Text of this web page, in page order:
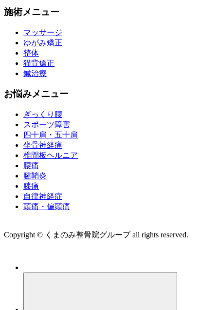
施術メニュー
マッサージ
ゆがみ矯正
整体
猫背矯正
鍼治療
お悩みメニュー
ぎっくり腰
スポーツ障害
四十肩・五十肩
坐骨神経痛
椎間板ヘルニア
腰痛
腱鞘炎
膝痛
自律神経症
頭痛・偏頭痛
Copyright © くまのみ整骨院グループ all rights reserved.